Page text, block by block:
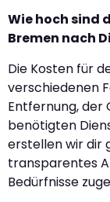
Wie hoch sind
Bremen nach
Die Kosten für
verschiedenen
Entfernung, der
benötigten
erstellen wir dir
transparentes
Bedürfnisse